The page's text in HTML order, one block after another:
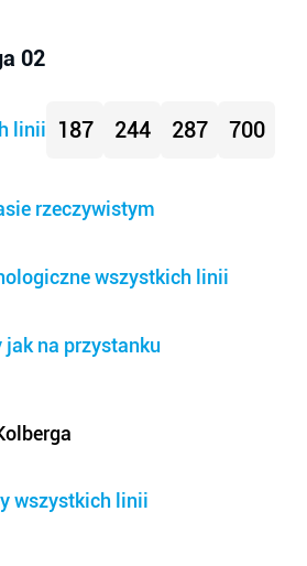
02
linii 187 244 287 700
rzeczywistym
wszystkich linii
jak na przystanku
wszystkich linii